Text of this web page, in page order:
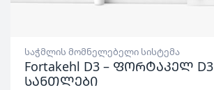
საჭმლის მომნელებელი სისტემა
Fortakehl D3 – ფორტაკელ D3
სანთლები